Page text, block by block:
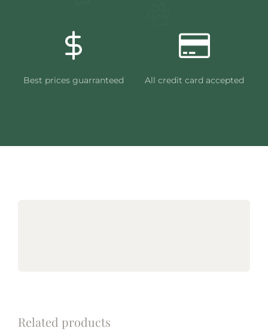
Best prices guarranteed All credit card accepted
Related products